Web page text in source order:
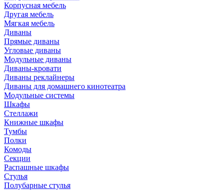
Корпусная мебель
Другая мебель
Мягкая мебель
Диваны
Прямые диваны
Угловые диваны
Модульные диваны
Диваны-кровати
Диваны реклайнеры
Диваны для домашнего кинотеатра
Модульные системы
Шкафы
Стеллажи
Книжные шкафы
Тумбы
Полки
Комоды
Секции
Распашные шкафы
Стулья
Полубарные стулья